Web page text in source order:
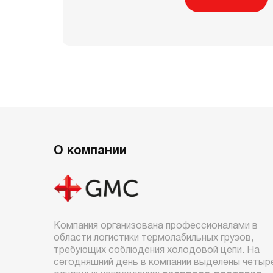
О компании
Компания организована профессионалами в
области логистики термолабильных грузов,
требующих соблюдения холодовой цепи. На
сегодняшний день в компании выделены